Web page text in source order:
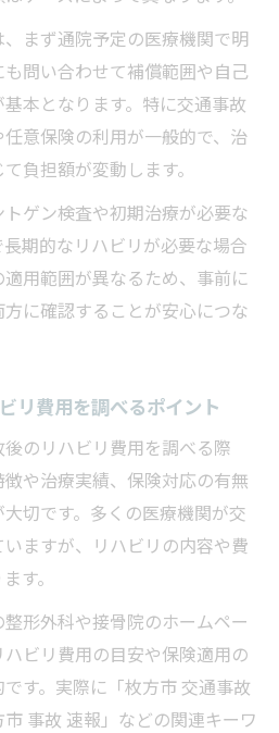
まず通院予定の医療機関で明
問い合わせて補償範囲や自己
本となります。特に交通事故
意保険の利用が一般的で、治
負担額が変動します。
ゲン検査や初期治療が必要な
期的なリハビリが必要な場合
用範囲が異なるため、事前に
に確認することが安心につな
リ費用を調べるポイント
のリハビリ費用を調べる際
や治療実績、保険対応の有無
切です。多くの医療機関が交
ますが、リハビリの内容や費
す。
形外科や接骨院のホームペー
ビリ費用の目安や保険適用の
す。実際に「枚方市 交通事故
事故 速報」などの関連キーワ